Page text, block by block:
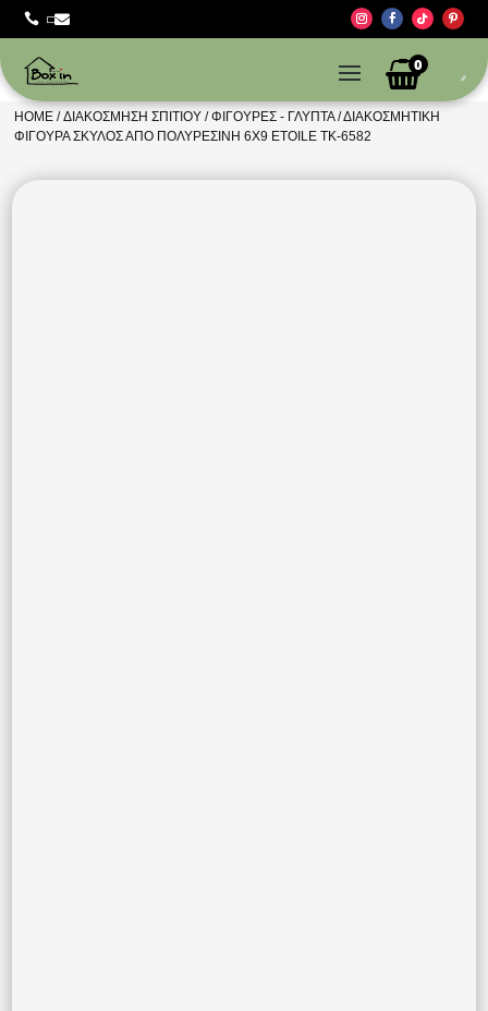
 
0
HOME /ΔΙΑΚΌΣΜΗΣΗ ΣΠΙΤΙΟΎ /ΦΙΓΟΎΡΕΣ - ΓΛΥΠΤΆ/ ΔΙΑΚΟΣΜΗΤΙΚΉ
ΦΙΓΟΎΡΑ ΣΚΎΛΟΣ ΑΠΌ ΠΟΛΥΡΕΣΊΝΗ 6X9 ETOILE TK-6582